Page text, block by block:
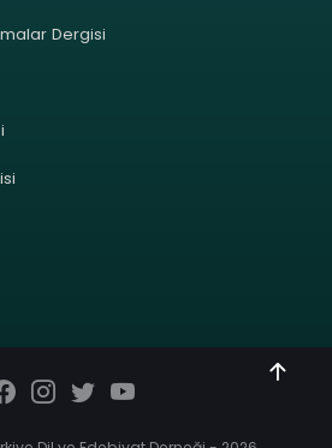
Dergisi